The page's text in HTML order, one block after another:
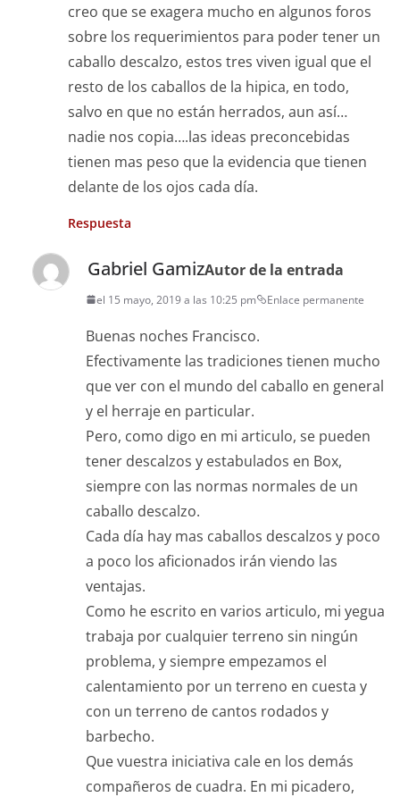
creo que se exagera mucho en algunos foros
sobre los requerimientos para poder tener un
caballo descalzo, estos tres viven igual que el
resto de los caballos de la hipica, en todo,
salvo en que no están herrados, aun así…
nadie nos copia….las ideas preconcebidas
tienen mas peso que la evidencia que tienen
delante de los ojos cada día.
Respuesta
Gabriel GamizAutor de la entrada
el 15 mayo, 2019 a las 10:25 pm Enlace permanente
Buenas noches Francisco.
Efectivamente las tradiciones tienen mucho
que ver con el mundo del caballo en general
y el herraje en particular.
Pero, como digo en mi articulo, se pueden
tener descalzos y estabulados en Box,
siempre con las normas normales de un
caballo descalzo.
Cada día hay mas caballos descalzos y poco
a poco los aficionados irán viendo las
ventajas.
Como he escrito en varios articulo, mi yegua
trabaja por cualquier terreno sin ningún
problema, y siempre empezamos el
calentamiento por un terreno en cuesta y
con un terreno de cantos rodados y
barbecho.
Que vuestra iniciativa cale en los demás
compañeros de cuadra. En mi picadero,